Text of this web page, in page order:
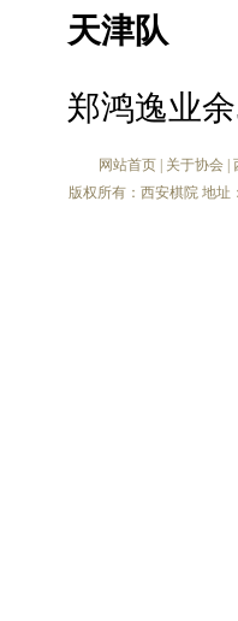
天津队
郑鸿逸业
网站首页 | 关于协会 |
版权所有：西安棋院 地址